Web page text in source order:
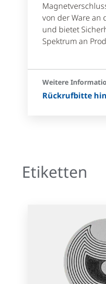
von der Ware an
und bietet
Spektrum an
Weitere
Rückrufbitte
Etiketten